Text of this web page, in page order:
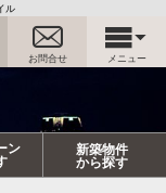
ル
お問合せ メニュー
ン 新築物件
から探す